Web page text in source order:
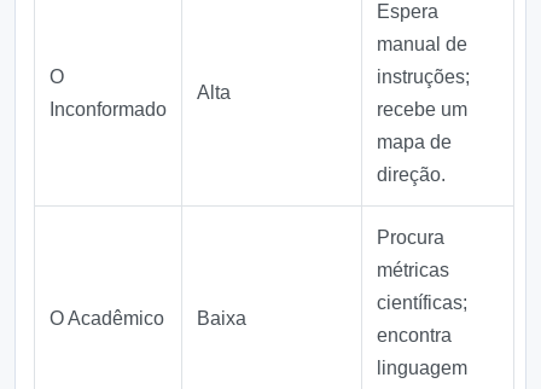
O
Inconformado
Alta
Espera
manual de
instruções;
recebe um
mapa de
direção.
O Acadêmico Baixa
Procura
métricas
científicas;
encontra
linguagem